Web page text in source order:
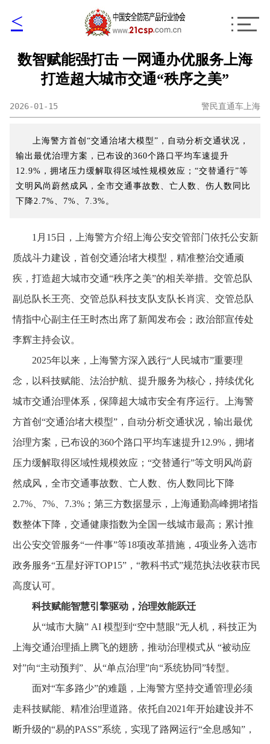
<
数智赋能强打击 一网通办优服务上海
打造超大城市交通“秩序之美”
2026-01-15 警民直通车上海
上海警方首创“交通治堵大模型”，自动分析交通状况，
输出最优治理方案，已布设的360个路口平均车速提升
12.9%，拥堵压力缓解取得区域性规模效应；“交替通行”等
文明风尚蔚然成风，全市交通事故数、亡人数、伤人数同比
下降2.7%、7%、7.3%。
1月15日，上海警方介绍上海公安交管部门依托公安新
质战斗力建设，首创交通治堵大模型，精准整治交通顽
疾，打造超大城市交通“秩序之美”的相关举措。交管总队
副总队长王亮、交管总队科技支队支队长肖滨、交管总队
情指中心副主任王时杰出席了新闻发布会；政治部宣传处
李辉主持会议。
2025年以来，上海警方深入践行“人民城市”重要理
念，以科技赋能、法治护航、提升服务为核心，持续优化
城市交通治理体系，保障超大城市安全有序运行。上海警
方首创“交通治堵大模型”，自动分析交通状况，输出最优
治理方案，已布设的360个路口平均车速提升12.9%，拥堵
压力缓解取得区域性规模效应；“交替通行”等文明风尚蔚
然成风，全市交通事故数、亡人数、伤人数同比下降
2.7%、7%、7.3%；第三方数据显示，上海通勤高峰拥堵指
数整体下降，交通健康指数为全国一线城市最高；累计推
出公安交管服务“一件事”等18项改革措施，4项业务入选市
政务服务“五星好评TOP15”，“教科书式”规范执法收获市民
高度认可。
科技赋能智慧引擎驱动，治理效能跃迁
从“城市大脑” AI 模型到“空中慧眼”无人机，科技正为
上海交通治理插上腾飞的翅膀，推动治理模式从 “被动应
对”向“主动预判”、从“单点治理”向“系统协同”转型。
面对“车多路少”的难题，上海警方坚持交通管理必须
走科技赋能、精准治理道路。依托自2021年开始建设并不
断升级的“易的PASS”系统，实现了路网运行“全息感知”，